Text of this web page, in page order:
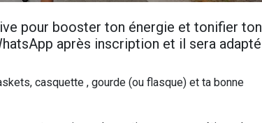
pour booster ton énergie et tonifier ton
après inscription et il sera adapté
casquette , gourde (ou flasque) et ta bonne